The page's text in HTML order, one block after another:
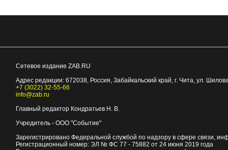
Сетевое издание ZAB.RU
Адрес редакции: 672038, Россия, Забайкальский край, г. Чита, ул.
+7 (3022) 32-55-66
info@zab.ru
Главный редактор Кондратьев Н. В.
Учредитель - ООО "Событие"
Зарегистрировано Федеральной службой по надзору в сфере связи,
Регистрационный номер: ЭЛ № ФС 77 - 75882 от 24 июня 2019 года